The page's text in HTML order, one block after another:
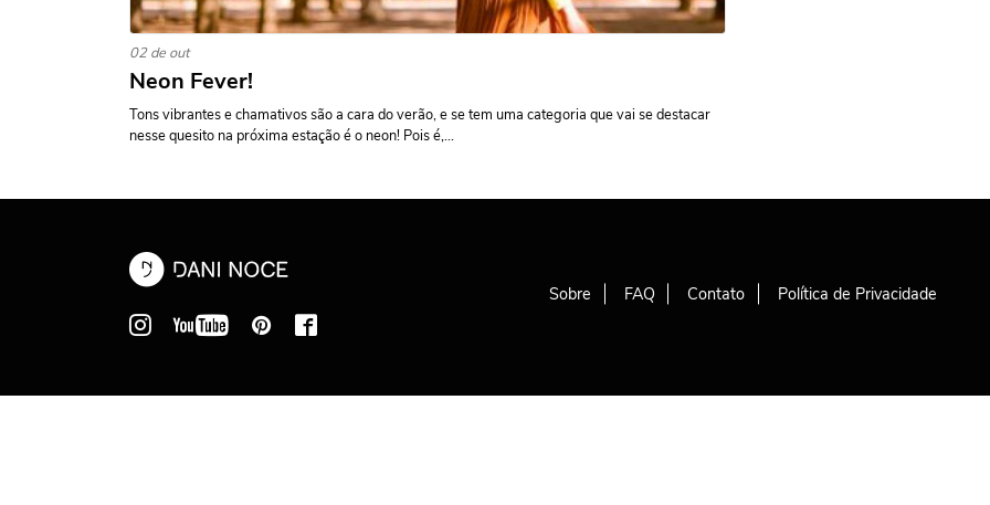
02 de out
Neon Fever!
Tons vibrantes e chamativos são a cara do verão, e se tem uma categoria que vai se destacar
nesse quesito na próxima estação é o neon! Pois é,...
Sobre FAQ Contato Política de Privacidade